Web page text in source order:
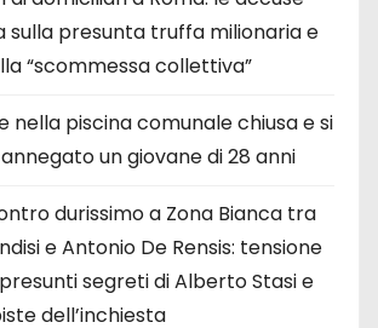
sulla presunta truffa milionaria e
“scommessa collettiva”
nella piscina comunale chiusa e si
un giovane di 28 anni
durissimo a Zona Bianca tra
e Antonio De Rensis: tensione
segreti di Alberto Stasi e
dell’inchiesta